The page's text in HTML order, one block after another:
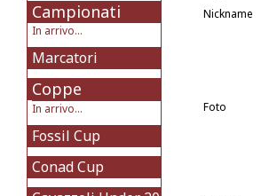
Campionati
In arrivo...
Marcatori
Coppe
In arrivo...
Fossil Cup
Conad Cup
Nickname
Foto